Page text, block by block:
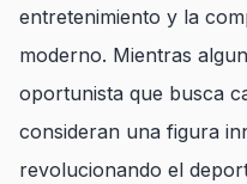
entretenimiento y la
moderno. Mientras
oportunista que busca
consideran una figura
revolucionando el